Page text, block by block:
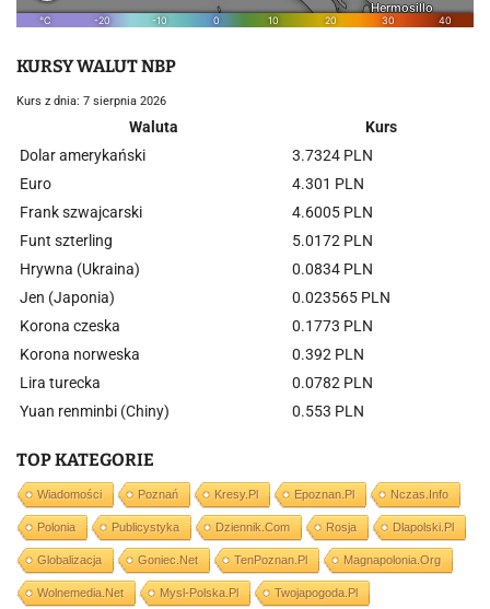
KURSY WALUT NBP
Kurs z dnia: 7 sierpnia 2026
Waluta
Kurs
Dolar amerykański
3.7324 PLN
Euro
4.301 PLN
Frank szwajcarski
4.6005 PLN
Funt szterling
5.0172 PLN
Hrywna (Ukraina)
0.0834 PLN
Jen (Japonia)
0.023565 PLN
Korona czeska
0.1773 PLN
Korona norweska
0.392 PLN
Lira turecka
0.0782 PLN
Yuan renminbi (Chiny)
0.553 PLN
TOP KATEGORIE
Wiadomości Poznań Kresy.pl Epoznan.pl Nczas.info
Polonia Publicystyka Dziennik.com Rosja Dlapolski.pl
Globalizacja Goniec.net TenPoznan.pl Magnapolonia.org
Wolnemedia.net Mysl-Polska.pl Twojapogoda.pl